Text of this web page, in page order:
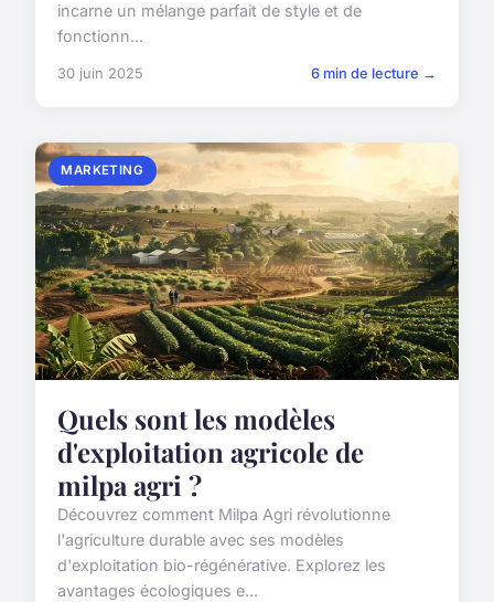
incarne un mélange parfait de style et de
fonctionn...
30 juin 2025 6 min de lecture →
MARKETING
Quels sont les modèles
d'exploitation agricole de
milpa agri ?
Découvrez comment Milpa Agri révolutionne
l'agriculture durable avec ses modèles
d'exploitation bio-régénérative. Explorez les
avantages écologiques e...